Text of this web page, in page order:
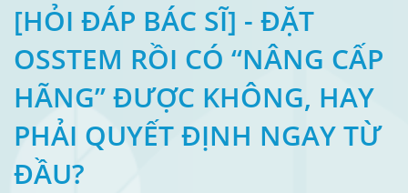
[HỎI ĐÁP BÁC SĨ] - ĐẶT
OSSTEM RỒI CÓ “NÂNG CẤP
HÃNG” ĐƯỢC KHÔNG, HAY
PHẢI QUYẾT ĐỊNH NGAY TỪ
ĐẦU?